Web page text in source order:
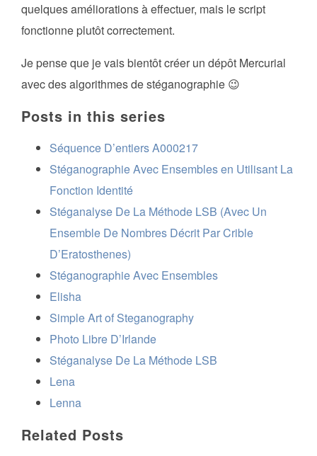
quelques améliorations à effectuer, mais le script
fonctionne plutôt correctement.
Je pense que je vais bientôt créer un dépôt Mercurial
avec des algorithmes de stéganographie 😉
Posts in this series
Séquence D’entiers A000217
Stéganographie Avec Ensembles en Utilisant La
Fonction Identité
Stéganalyse De La Méthode LSB (Avec Un
Ensemble De Nombres Décrit Par Crible
D’Eratosthenes)
Stéganographie Avec Ensembles
Elisha
Simple Art of Steganography
Photo Libre D’Irlande
Stéganalyse De La Méthode LSB
Lena
Lenna
Related Posts